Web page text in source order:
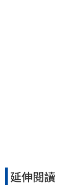
延伸閱讀